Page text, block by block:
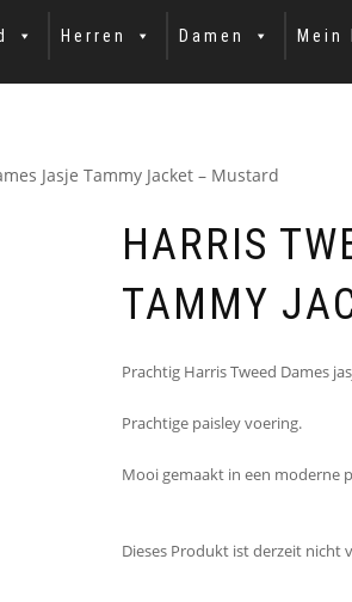
Herren Damen Mein
Jasje Tammy Jacket – Mustard
HARRIS
TAMMY
Prachtig Harris Tweed Dames
Prachtige paisley voering.
Mooi gemaakt in een moderne
Dieses Produkt ist derzeit